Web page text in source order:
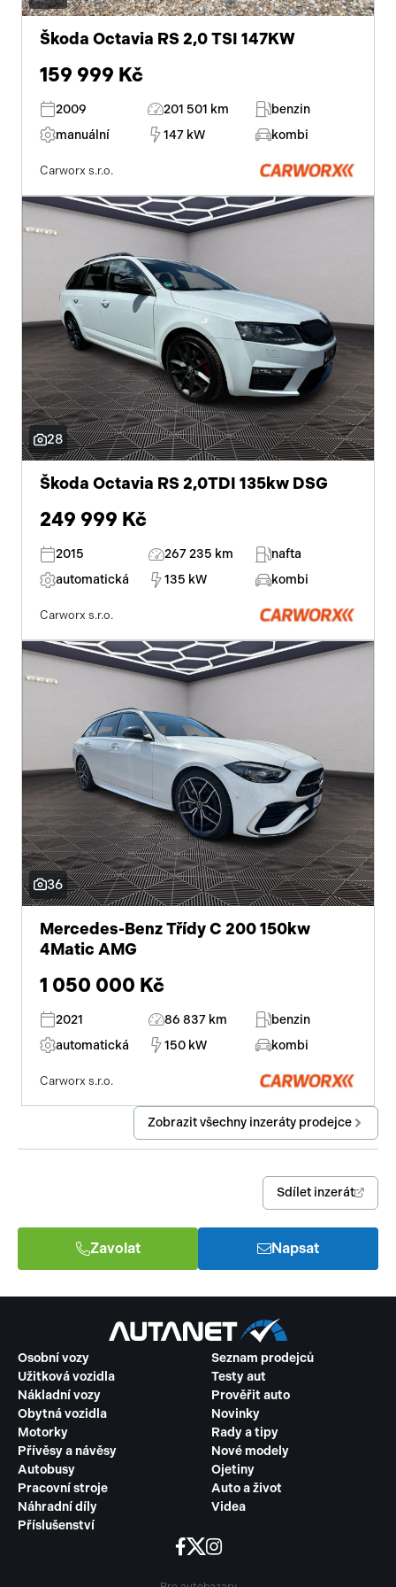
Škoda Octavia RS 2,0 TSI 147KW
159 999 Kč
2009 201 501 km
benzin
manuální
147 kW kombi
Carworx s.r.o.
28
Škoda Octavia RS 2,0TDI 135kw DSG
249 999 Kč
2015 267 235 km
nafta
automatická
135 kW kombi
Carworx s.r.o.
36
Mercedes-Benz Třídy C 200 150kw
4Matic AMG
1 050 000 Kč
2021 86 837 km
benzin
automatická
150 kW kombi
Carworx s.r.o.
Zobrazit všechny inzeráty prodejce
Sdílet inzerát
Zavolat Napsat
Osobní vozy
Užitková vozidla
Nákladní vozy
Obytná vozidla
Motorky
Přívěsy a návěsy
Autobusy
Pracovní stroje
Náhradní díly
Příslušenství
Seznam prodejců
Testy aut
Prověřit auto
Novinky
Rady a tipy
Nové modely
Ojetiny
Auto a život
Videa